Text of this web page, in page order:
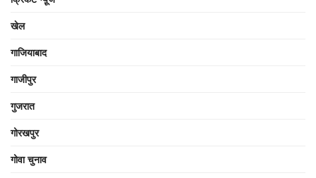
खेल
गाजियाबाद
गाजीपुर
गुजरात
गोरखपुर
गोवा चुनाव